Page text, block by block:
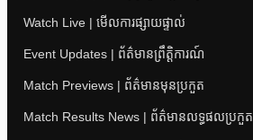
Watch Live | មើលការផ្សាយផ្ទាល់
Event Updates | ព័ត៌មានព្រឹត្តិការណ៍
Match Previews | ព័ត៌មានមុនប្រកួត
Match Results News | ព័ត៌មានលទ្ធផលប្រកួត